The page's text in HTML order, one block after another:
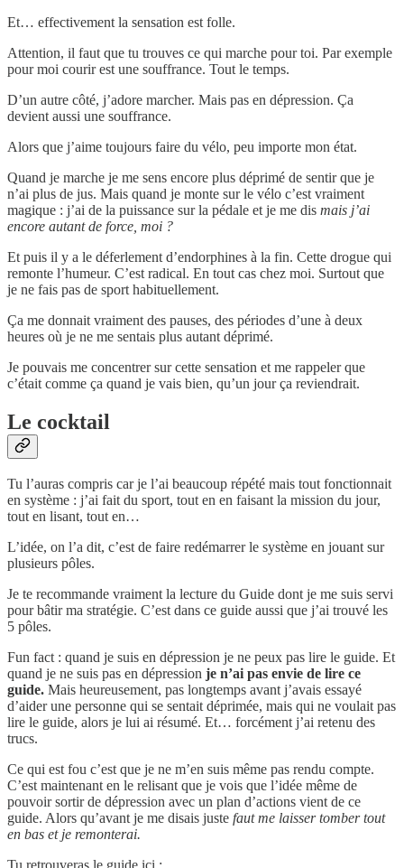
Et… effectivement la sensation est folle.
Attention, il faut que tu trouves ce qui marche pour toi. Par exemple
pour moi courir est une souffrance. Tout le temps.
D’un autre côté, j’adore marcher. Mais pas en dépression. Ça
devient aussi une souffrance.
Alors que j’aime toujours faire du vélo, peu importe mon état.
Quand je marche je me sens encore plus déprimé de sentir que je
n’ai plus de jus. Mais quand je monte sur le vélo c’est vraiment
magique : j’ai de la puissance sur la pédale et je me dis mais j’ai
encore autant de force, moi ?
Et puis il y a le déferlement d’endorphines à la fin. Cette drogue qui
remonte l’humeur. C’est radical. En tout cas chez moi. Surtout que
je ne fais pas de sport habituellement.
Ça me donnait vraiment des pauses, des périodes d’une à deux
heures où je ne me sentais plus autant déprimé.
Je pouvais me concentrer sur cette sensation et me rappeler que
c’était comme ça quand je vais bien, qu’un jour ça reviendrait.
Le cocktail
Tu l’auras compris car je l’ai beaucoup répété mais tout fonctionnait
en système : j’ai fait du sport, tout en en faisant la mission du jour,
tout en lisant, tout en…
L’idée, on l’a dit, c’est de faire redémarrer le système en jouant sur
plusieurs pôles.
Je te recommande vraiment la lecture du Guide dont je me suis servi
pour bâtir ma stratégie. C’est dans ce guide aussi que j’ai trouvé les
5 pôles.
Fun fact : quand je suis en dépression je ne peux pas lire le guide. Et
quand je ne suis pas en dépression je n’ai pas envie de lire ce
guide. Mais heureusement, pas longtemps avant j’avais essayé
d’aider une personne qui se sentait déprimée, mais qui ne voulait pas
lire le guide, alors je lui ai résumé. Et… forcément j’ai retenu des
trucs.
Ce qui est fou c’est que je ne m’en suis même pas rendu compte.
C’est maintenant en le relisant que je vois que l’idée même de
pouvoir sortir de dépression avec un plan d’actions vient de ce
guide. Alors qu’avant je me disais juste faut me laisser tomber tout
en bas et je remonterai.